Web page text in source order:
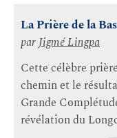
La Prière de la
par Jigmé Lingpa
Cette célèbre
chemin et le
Grande
révélation du